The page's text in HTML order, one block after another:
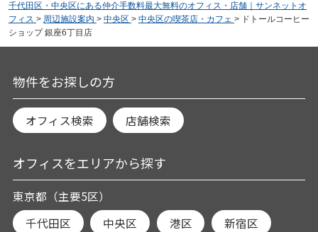
千代田区・中央区にある仲介手数料最大無料のオフィス・店舗｜サンネットオ
フィス > 周辺施設案内 > 中央区 > 中央区の喫茶店・カフェ > ドトールコーヒー
ショップ 銀座6丁目店
物件をお探しの方
オフィス検索 店舗検索
オフィスをエリアから探す
東京都（主要5区）
千代田区
中央区 港区 新宿区